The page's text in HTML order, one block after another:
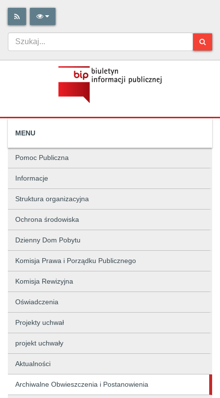
MENU
Pomoc Publiczna
Informacje
Struktura organizacyjna
Ochrona środowiska
Dzienny Dom Pobytu
Komisja Prawa i Porządku Publicznego
Komisja Rewizyjna
Oświadczenia
Projekty uchwał
projekt uchwały
Aktualności
Archiwalne Obwieszczenia i Postanowienia